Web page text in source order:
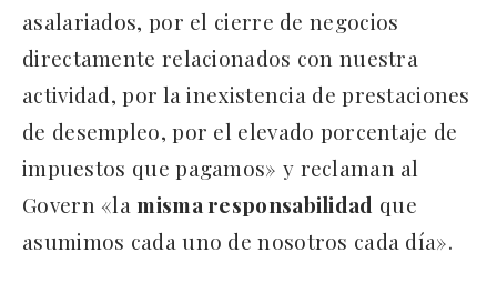
asalariados, por el cierre de negocios
directamente relacionados con nuestra
actividad, por la inexistencia de prestaciones
de desempleo, por el elevado porcentaje de
impuestos que pagamos» y reclaman al
Govern «la misma responsabilidad que
asumimos cada uno de nosotros cada día».